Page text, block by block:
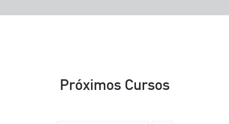
Próximos Cursos